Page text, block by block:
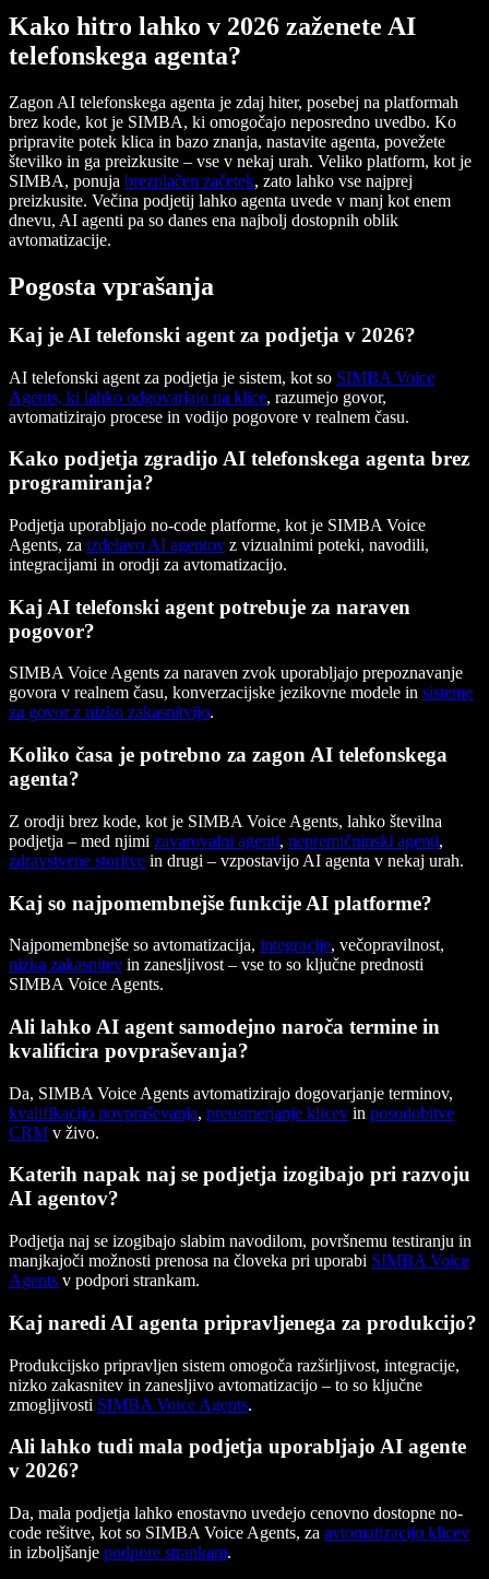
Kako hitro lahko v 2026 zaženete AI
telefonskega agenta?
Zagon AI telefonskega agenta je zdaj hiter, posebej na platformah
brez kode, kot je SIMBA, ki omogočajo neposredno uvedbo. Ko
pripravite potek klica in bazo znanja, nastavite agenta, povežete
številko in ga preizkusite – vse v nekaj urah. Veliko platform, kot je
SIMBA, ponuja brezplačen začetek, zato lahko vse najprej
preizkusite. Večina podjetij lahko agenta uvede v manj kot enem
dnevu, AI agenti pa so danes ena najbolj dostopnih oblik
avtomatizacije.
Pogosta vprašanja
Kaj je AI telefonski agent za podjetja v 2026?
AI telefonski agent za podjetja je sistem, kot so SIMBA Voice
Agents, ki lahko odgovarjajo na klice, razumejo govor,
avtomatizirajo procese in vodijo pogovore v realnem času.
Kako podjetja zgradijo AI telefonskega agenta brez
programiranja?
Podjetja uporabljajo no-code platforme, kot je SIMBA Voice
Agents, za izdelavo AI agentov z vizualnimi poteki, navodili,
integracijami in orodji za avtomatizacijo.
Kaj AI telefonski agent potrebuje za naraven
pogovor?
SIMBA Voice Agents za naraven zvok uporabljajo prepoznavanje
govora v realnem času, konverzacijske jezikovne modele in sisteme
za govor z nizko zakasnitvijo.
Koliko časa je potrebno za zagon AI telefonskega
agenta?
Z orodji brez kode, kot je SIMBA Voice Agents, lahko številna
podjetja – med njimi zavarovalni agenti, nepremičninski agenti,
zdravstvene storitve in drugi – vzpostavijo AI agenta v nekaj urah.
Kaj so najpomembnejše funkcije AI platforme?
Najpomembnejše so avtomatizacija, integracije, večopravilnost,
nizka zakasnitev in zanesljivost – vse to so ključne prednosti
SIMBA Voice Agents.
Ali lahko AI agent samodejno naroča termine in
kvalificira povpraševanja?
Da, SIMBA Voice Agents avtomatizirajo dogovarjanje terminov,
kvalifikacijo povpraševanja, preusmerjanje klicev in posodobitve
CRM v živo.
Katerih napak naj se podjetja izogibajo pri razvoju
AI agentov?
Podjetja naj se izogibajo slabim navodilom, površnemu testiranju in
manjkajoči možnosti prenosa na človeka pri uporabi SIMBA Voice
Agents v podpori strankam.
Kaj naredi AI agenta pripravljenega za produkcijo?
Produkcijsko pripravljen sistem omogoča razširljivost, integracije,
nizko zakasnitev in zanesljivo avtomatizacijo – to so ključne
zmogljivosti SIMBA Voice Agents.
Ali lahko tudi mala podjetja uporabljajo AI agente
v 2026?
Da, mala podjetja lahko enostavno uvedejo cenovno dostopne no-
code rešitve, kot so SIMBA Voice Agents, za avtomatizacijo klicev
in izboljšanje podpore strankam.